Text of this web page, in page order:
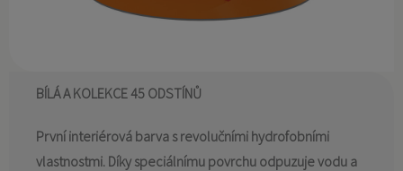
BÍLÁ A KOLEKCE 45 ODSTÍNŮ
První interiérová barva s revolučními hydrofobními
vlastnostmi. Díky speciálnímu povrchu odpuzuje vodu a